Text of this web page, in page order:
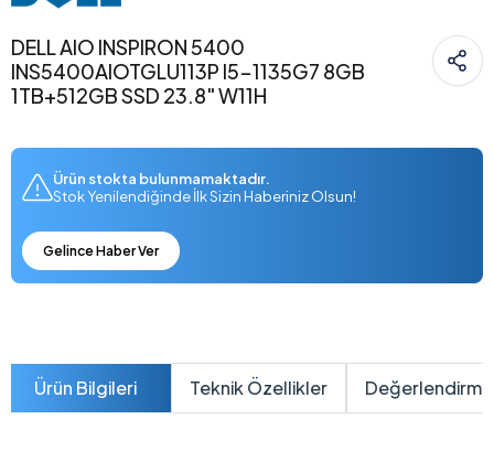
DELL AIO INSPIRON 5400
INS5400AIOTGLU113P I5-1135G7 8GB
1TB+512GB SSD 23.8" W11H
Ürün stokta bulunmamaktadır.
Stok Yenilendiğinde İlk Sizin Haberiniz Olsun!
Gelince Haber Ver
Ürün Bilgileri Teknik Özellikler